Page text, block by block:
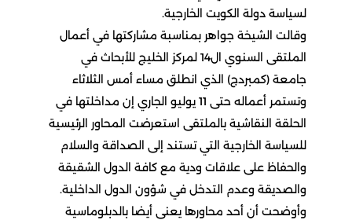
لسياسة دولة الكويت الخارجية.
وقالت الشيخة جواهر بمناسبة مشاركتها في أعمال
الملتقى السنوي ال14 لمركز الخليج للأبحاث في
جامعة (كمبردج) الذي انطلق مساء أمس الثلاثاء
وتستمر أعماله حتى 11 يوليو الجاري إن مداخلتها في
الحلقة النقاشية بالملتقى استعرضت المحاور الرئيسية
للسياسة الخارجية التي تستند إلى الصداقة والسلام
والحفاظ على علاقات ودية مع كافة الدول الشقيقة
والصديقة وعدم التدخل في شؤون الدول الداخلية.
وأوضحت أن أحد محاورها يعنى أيضا بالدبلوماسية